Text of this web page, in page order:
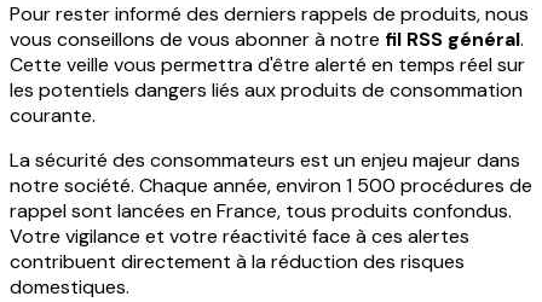
Pour rester informé des derniers rappels de produits, nous
vous conseillons de vous abonner à notre fil RSS général.
Cette veille vous permettra d'être alerté en temps réel sur
les potentiels dangers liés aux produits de consommation
courante.
La sécurité des consommateurs est un enjeu majeur dans
notre société. Chaque année, environ 1 500 procédures de
rappel sont lancées en France, tous produits confondus.
Votre vigilance et votre réactivité face à ces alertes
contribuent directement à la réduction des risques
domestiques.